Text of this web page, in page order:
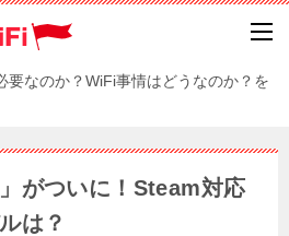
要なのか？WiFi事情はどうなのか？を
がついに！Steam対応
は？